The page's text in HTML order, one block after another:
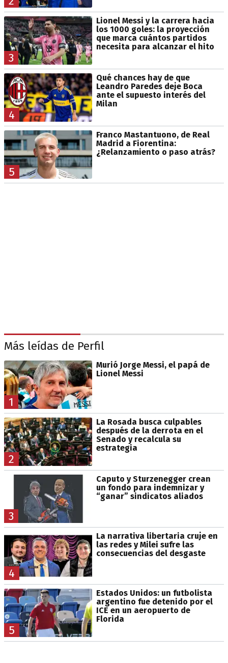
3
Lionel Messi y la carrera hacia
los 1000 goles: la proyección
que marca cuántos partidos
necesita para alcanzar el hito
4
Qué chances hay de que
Leandro Paredes deje Boca
ante el supuesto interés del
Milan
5
Franco Mastantuono, de Real
Madrid a Fiorentina:
¿Relanzamiento o paso atrás?
Más leídas de Perfil
1
Murió Jorge Messi, el papá de
Lionel Messi
2
La Rosada busca culpables
después de la derrota en el
Senado y recalcula su
estrategia
3
Caputo y Sturzenegger crean
un fondo para indemnizar y
“ganar” sindicatos aliados
4
La narrativa libertaria cruje en
las redes y Milei sufre las
consecuencias del desgaste
5
Estados Unidos: un futbolista
argentino fue detenido por el
ICE en un aeropuerto de
Florida